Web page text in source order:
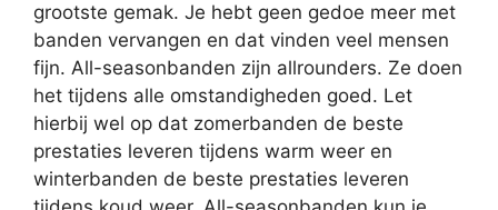
grootste gemak. Je hebt geen gedoe meer met
banden vervangen en dat vinden veel mensen
fijn. All-seasonbanden zijn allrounders. Ze doen
het tijdens alle omstandigheden goed. Let
hierbij wel op dat zomerbanden de beste
prestaties leveren tijdens warm weer en
winterbanden de beste prestaties leveren